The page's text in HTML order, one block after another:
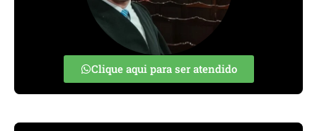
Clique aqui para ser atendido